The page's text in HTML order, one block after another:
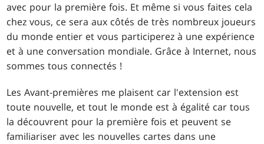
avec pour la première fois. Et même si vous faites cela
chez vous, ce sera aux côtés de très nombreux joueurs
du monde entier et vous participerez à une expérience
et à une conversation mondiale. Grâce à Internet, nous
sommes tous connectés !
Les Avant-premières me plaisent car l'extension est
toute nouvelle, et tout le monde est à égalité car tous
la découvrent pour la première fois et peuvent se
familiariser avec les nouvelles cartes dans une